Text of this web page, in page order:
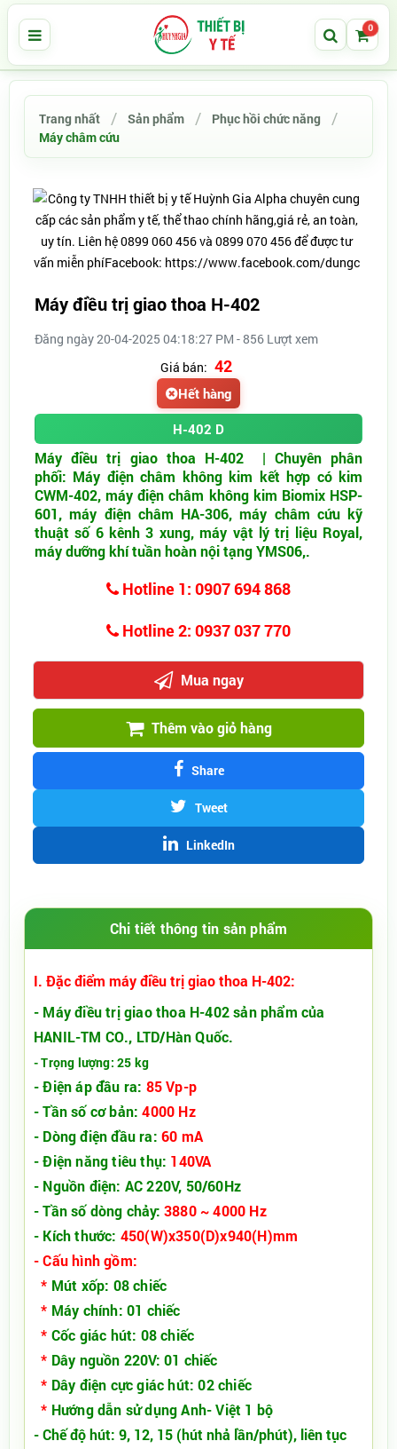
0
Trang nhất Sản phẩm
Phục hồi chức năng
Máy châm cứu
Máy điều trị giao thoa H-402
Đăng ngày 20-04-2025 04:18:27 PM - 856 Lượt xem
Giá bán: 42
Hết hàng
H-402 D
Máy điều trị giao thoa H-402 | Chuyên phân
phối: Máy điện châm không kim kết hợp có kim
CWM-402, ​máy điện châm không kim Biomix HSP-
601, máy điện châm HA-306, máy châm cứu kỹ
thuật số 6 kênh 3 xung, máy vật lý trị liệu Royal,
máy dưỡng khí tuần hoàn nội tạng YMS06,.
Hotline 1: 0907 694 868
Hotline 2: 0937 037 770
Mua ngay
Thêm vào giỏ hàng
Share
Tweet
LinkedIn
Chi tiết thông tin sản phẩm
I. Đặc điểm máy điều trị giao thoa H-402:
- Máy điều trị giao thoa H-402 sản phẩm của
HANIL-TM CO., LTD/Hàn Quốc.
- Trọng lượng: 25 kg
- Điện áp đầu ra: 85 Vp-p
- Tần số cơ bản:4000 Hz
- Dòng điện đầu ra: 60 mA
- Điện năng tiêu thụ: 140VA
- Nguồn điện: AC 220V, 50/60Hz
- Tần số dòng chảy: 3880 ~ 4000 Hz
- Kích thước: 450(W)x350(D)x940(H)mm
- Cấu hình gồm:
* Mút xốp: 08 chiếc
* Máy chính: 01 chiếc
* Cốc giác hút: 08 chiếc
* Dây nguồn 220V: 01 chiếc
* Dây điện cực giác hút: 02 chiếc
* Hướng dẫn sử dụng Anh- Việt 1 bộ
- Chế độ hút: 9, 12, 15 (hút nhả lần/phút), liên tục